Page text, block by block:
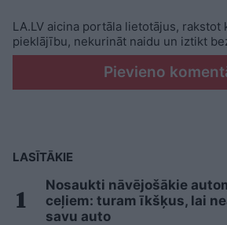
LA.LV aicina portāla lietotājus,
pieklājību, nekurināt naidu un iztikt
Pievieno
LASĪTĀKIE
Nosaukti nāvējošākie
ceļiem: turam īkšķus, lai
savu auto